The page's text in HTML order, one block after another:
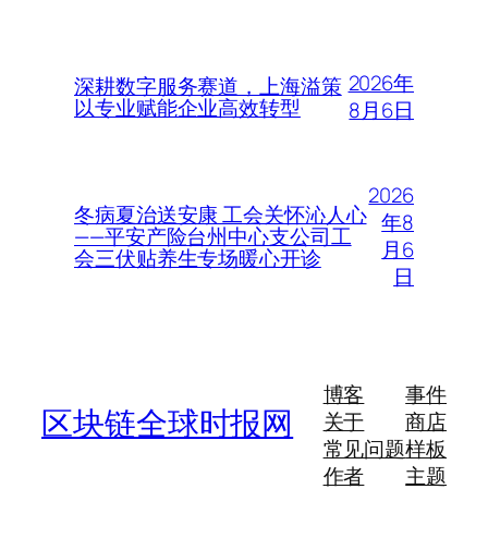
深耕数字服务赛道，上海溢策
以专业赋能企业高效转型
2026年
8月6日
冬病夏治送安康 工会关怀沁人心
——平安产险台州中心支公司工
会三伏贴养生专场暖心开诊
2026
年8
月6
日
区块链全球时报网
博客
关于
常见问题
作者
事件
商店
样板
主题